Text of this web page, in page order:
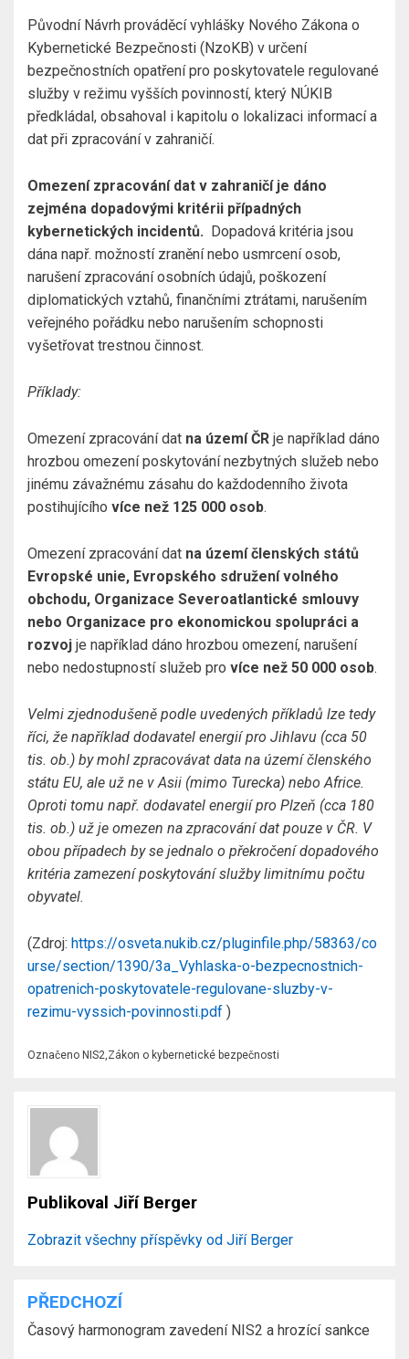
Původní Návrh prováděcí vyhlášky Nového Zákona o
Kybernetické Bezpečnosti (NzoKB) v určení
bezpečnostních opatření pro poskytovatele regulované
služby v režimu vyšších povinností, který NÚKIB
předkládal, obsahoval i kapitolu o lokalizaci informací a
dat při zpracování v zahraničí.
Omezení zpracování dat v zahraničí je dáno
zejména dopadovými kritérii případných
kybernetických incidentů.
Dopadová kritéria jsou
dána např. možností zranění nebo usmrcení osob,
narušení zpracování osobních údajů, poškození
diplomatických vztahů, finančními ztrátami, narušením
veřejného pořádku nebo narušením schopnosti
vyšetřovat trestnou činnost.
Příklady:
Omezení zpracování dat na území ČR je například dáno
hrozbou omezení poskytování nezbytných služeb nebo
jinému závažnému zásahu do každodenního života
postihujícího více než 125 000 osob.
Omezení zpracování dat na území členských států
Evropské unie, Evropského sdružení volného
obchodu, Organizace Severoatlantické smlouvy
nebo Organizace pro ekonomickou spolupráci a
rozvoj je například dáno hrozbou omezení, narušení
nebo nedostupností služeb pro více než 50 000 osob.
Velmi zjednodušeně podle uvedených příkladů lze tedy
říci, že například dodavatel energií pro Jihlavu (cca 50
tis. ob.) by mohl zpracovávat data na území členského
státu EU, ale už ne v Asii (mimo Turecka) nebo Africe.
Oproti tomu např. dodavatel energií pro Plzeň (cca 180
tis. ob.) už je omezen na zpracování dat pouze v ČR. V
obou případech by se jednalo o překročení dopadového
kritéria zamezení poskytování služby limitnímu počtu
obyvatel.
(Zdroj: https://osveta.nukib.cz/pluginfile.php/58363/co
urse/section/1390/3a_Vyhlaska-o-bezpecnostnich-
opatrenich-poskytovatele-regulovane-sluzby-v-
rezimu-vyssich-povinnosti.pdf )
Označeno NIS2,Zákon o kybernetické bezpečnosti
Publikoval Jiří Berger
Zobrazit všechny příspěvky od Jiří Berger
Navigace
pro
PŘEDCHOZÍ
Časový harmonogram zavedení NIS2 a hrozící sankce